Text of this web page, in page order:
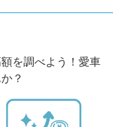
を調べよう！愛車
？